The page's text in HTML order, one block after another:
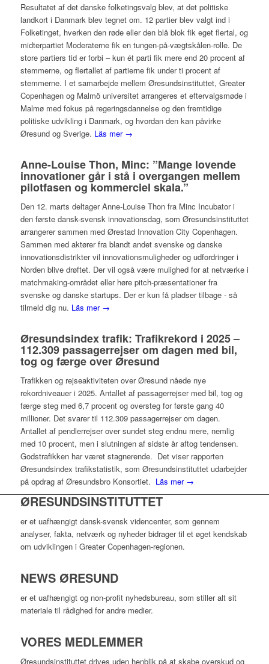
Resultatet af det danske folketingsvalg blev, at det politiske
landkort i Danmark blev tegnet om. 12 partier blev valgt ind i
Folketinget, hverken den røde eller den blå blok fik eget flertal, og
midterpartiet Moderaterne fik en tungen-på-vægtskålen-rolle. De
store partiers tid er forbi – kun ét parti fik mere end 20 procent af
stemmerne, og flertallet af partierne fik under ti procent af
stemmerne. I et samarbejde mellem Øresundsinstituttet, Greater
Copenhagen og Malmö universitet arrangeres et eftervalgsmøde i
Malmø med fokus på regeringsdannelse og den fremtidige
politiske udvikling i Danmark, og hvordan den kan påvirke
Øresund og Sverige. Läs mer →
Anne-Louise Thon, Minc: ”Mange lovende
innovationer går i stå i overgangen mellem
pilotfasen og kommerciel skala.”
Den 12. marts deltager Anne-Louise Thon fra Minc Incubator i
den første dansk-svensk innovationsdag, som Øresundsinstituttet
arrangerer sammen med Ørestad Innovation City Copenhagen.
Sammen med aktører fra blandt andet svenske og danske
innovationsdistrikter vil innovationsmuligheder og udfordringer i
Norden blive drøftet. Der vil også være mulighed for at netværke i
matchmaking-området eller høre pitch-præsentationer fra
svenske og danske startups. Der er kun få pladser tilbage - så
tilmeld dig nu. Läs mer →
Øresundsindex trafik: Trafikrekord i 2025 –
112.309 passagerrejser om dagen med bil,
tog og færge over Øresund
Trafikken og rejseaktiviteten over Øresund nåede nye
rekordniveauer i 2025. Antallet af passagerrejser med bil, tog og
færge steg med 6,7 procent og oversteg for første gang 40
millioner. Det svarer til 112.309 passagerrejser om dagen.
Antallet af pendlerrejser over sundet steg endnu mere, nemlig
med 10 procent, men i slutningen af sidste år aftog tendensen.
Godstrafikken har været stagnerende. Det viser rapporten
Øresundsindex trafikstatistik, som Øresundsinstituttet udarbejder
på opdrag af Øresundsbro Konsortiet. Läs mer →
ØRESUNDSINSTITUTTET
er et uafhængigt dansk-svensk videncenter, som gennem
analyser, fakta, netværk og nyheder bidrager til et øget kendskab
om udviklingen i Greater Copenhagen-regionen.
NEWS ØRESUND
er et uafhængigt og non-profit nyhedsbureau, som stiller alt sit
materiale til rådighed for andre medier.
VORES MEDLEMMER
Øresundsinstituttet drives uden henblik på at skabe overskud og